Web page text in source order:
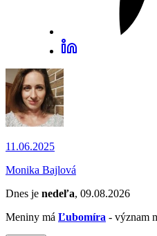
11.06.2025
Monika Bajlová
Dnes je nedeľa, 09.08.2026
Meniny má Ľubomíra - význam